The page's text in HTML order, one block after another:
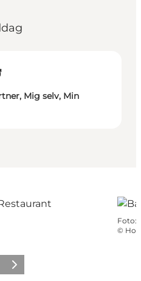
Mig selv, Min
Foto:
©
Næste